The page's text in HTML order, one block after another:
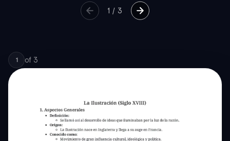
1 / 3
1 of 3